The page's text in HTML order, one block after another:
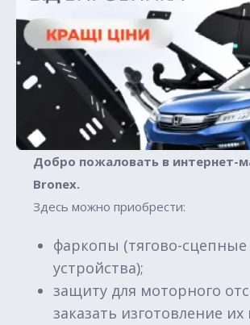
Добро пожаловать в интернет-
Вronex.
Здесь можно приобрести:
фаркопы (тягово-сцепные
устройства);
защиту для моторного
заказать изготовление их